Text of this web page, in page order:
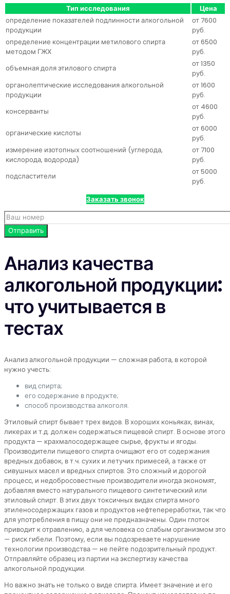
Тип исследования
Цена
определение показателей подлинности алкогольной
продукции
от 7600
руб.
определение концентрации метилового спирта
методом ГЖХ
от 6500
руб.
объемная доля этилового спирта
от 1350
руб.
органолептические исследования алкогольной
продукции
от 1600
руб.
консерванты
от 4600
руб.
органические кислоты
от 6000
руб.
измерение изотопных соотношений (углерода,
кислорода, водорода)
от 7100
руб.
подсластители
от 5000
руб.
Заказать звонок
Анализ качества
алкогольной продукции:
что учитывается в
тестах
Анализ алкогольной продукции — сложная работа, в которой
нужно учесть:
вид спирта;
его содержание в продукте;
способ производства алкоголя.
Этиловый спирт бывает трех видов. В хороших коньяках, винах,
ликерах и т.д. должен содержаться пищевой спирт. В основе этого
продукта — крахмалосодержащее сырье, фрукты и ягоды.
Производители пищевого спирта очищают его от содержания
вредных добавок, в т.ч. сухих и летучих примесей, а также от
сивушных масел и вредных спиртов. Это сложный и дорогой
процесс, и недобросовестные производители иногда экономят,
добавляя вместо натурального пищевого синтетический или
этиловый спирт. В этих двух токсичных видах спирта много
этиленосодержащих газов и продуктов нефтепереработки, так что
для употребления в пищу они не предназначены. Один глоток
приводит к отравлению, а для человека со слабым организмом это
— риск гибели. Поэтому, если вы подозреваете нарушение
технологии производства — не пейте подозрительный продукт.
Отправляйте образец из партии на экспертизу качества
алкогольной продукции.
Но важно знать не только о виде спирта. Имеет значение и его